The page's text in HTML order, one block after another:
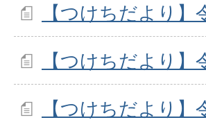
【つけちだより
【つけちだより
【つけちだより